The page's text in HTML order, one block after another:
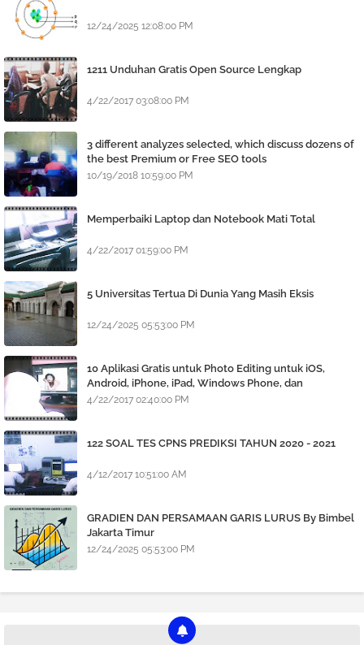
12/24/2025 12:08:00 PM
1211 Unduhan Gratis Open Source Lengkap
4/22/2017 03:08:00 PM
3 different analyzes selected, which discuss dozens of
the best Premium or Free SEO tools
10/19/2018 10:59:00 PM
Memperbaiki Laptop dan Notebook Mati Total
4/22/2017 01:59:00 PM
5 Universitas Tertua Di Dunia Yang Masih Eksis
12/24/2025 05:53:00 PM
10 Aplikasi Gratis untuk Photo Editing untuk iOS,
Android, iPhone, iPad, Windows Phone, dan
BlackBerry
4/22/2017 02:40:00 PM
122 SOAL TES CPNS PREDIKSI TAHUN 2020 - 2021
4/12/2017 10:51:00 AM
GRADIEN DAN PERSAMAAN GARIS LURUS By Bimbel
Jakarta Timur
12/24/2025 05:53:00 PM